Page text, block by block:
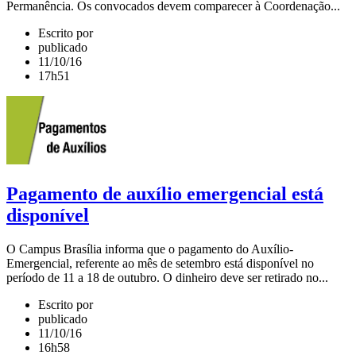
Permanência. Os convocados devem comparecer à Coordenação...
Escrito por
publicado
11/10/16
17h51
Pagamento de auxílio emergencial está
disponível
O Campus Brasília informa que o pagamento do Auxílio-
Emergencial, referente ao mês de setembro está disponível no
período de 11 a 18 de outubro. O dinheiro deve ser retirado no...
Escrito por
publicado
11/10/16
16h58